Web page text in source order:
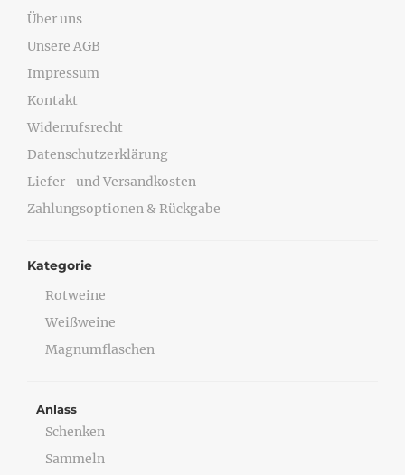
Über uns
Unsere AGB
Impressum
Kontakt
Widerrufsrecht
Datenschutzerklärung
Liefer- und Versandkosten
Zahlungsoptionen & Rückgabe
Kategorie
Rotweine
Weißweine
Magnumflaschen
Anlass
Schenken
Sammeln